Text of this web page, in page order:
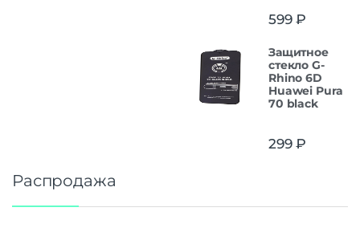
599₽
Защитное
стекло G-
Rhino 6D
Huawei Pura
70 black
299₽
Распродажа